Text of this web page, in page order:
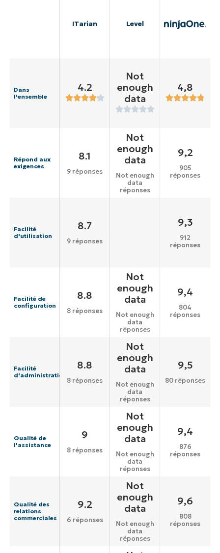
ITarian Level
Dans
l'ensemble
4.2
Not
enough
data
4,8
Répond aux
exigences
8.1
9 réponses
Not
enough
data
Not enough
data
réponses
9,2
905
réponses
Facilité
d'utilisation
8.7
9 réponses
9,3
912
réponses
Facilité de
configuration
8.8
8 réponses
Not
enough
data
Not enough
data
réponses
9,4
804
réponses
Facilité
d'administration
8.8
8 réponses
Not
enough
data
Not enough
data
réponses
9,5
80 réponses
Qualité de
l'assistance
9
8 réponses
Not
enough
data
Not enough
data
réponses
9,4
876
réponses
Qualité des
relations
commerciales
9.2
6 réponses
Not
enough
data
Not enough
data
réponses
9,6
808
réponses